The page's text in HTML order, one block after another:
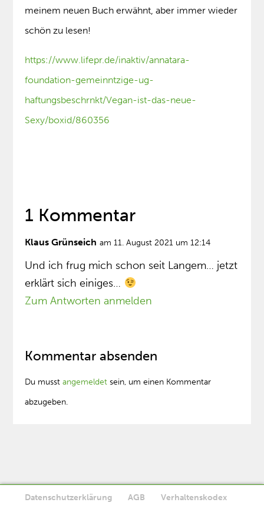
meinem neuen Buch erwähnt, aber immer wieder
schön zu lesen!
https://www.lifepr.de/inaktiv/annatara-
foundation-gemeinntzige-ug-
haftungsbeschrnkt/Vegan-ist-das-neue-
Sexy/boxid/860356
1 Kommentar
Klaus Grünseich am 11. August 2021 um 12:14
Und ich frug mich schon seit Langem… jetzt
erklärt sich einiges…
Zum Antworten anmelden
Kommentar absenden
Du musstangemeldet sein, um einen Kommentar
abzugeben.
Datenschutzerklärung AGB
Verhaltenskodex